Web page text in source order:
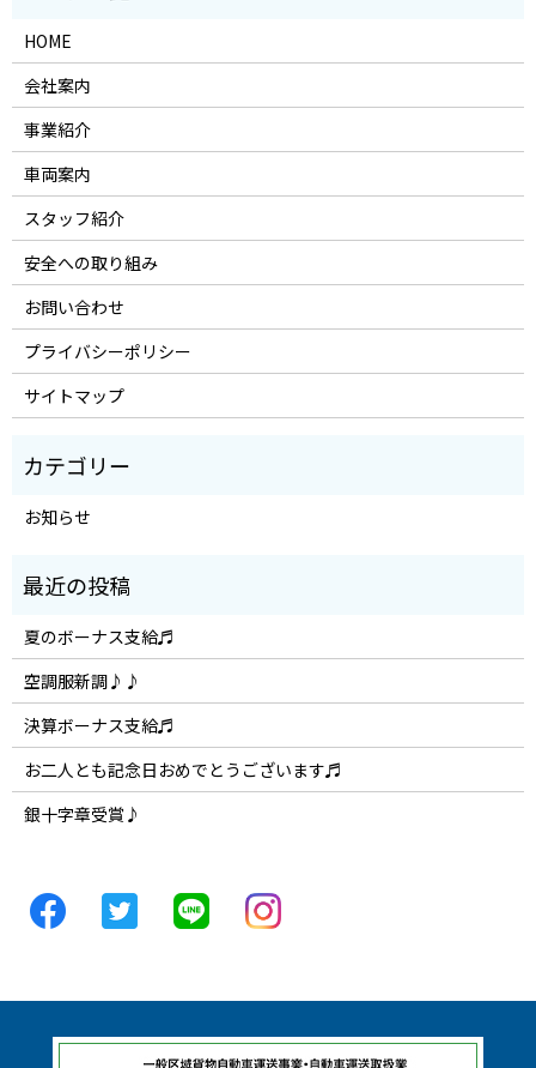
HOME
会社案内
事業紹介
車両案内
スタッフ紹介
安全への取り組み
お問い合わせ
プライバシーポリシー
サイトマップ
お知らせ
夏のボーナス支給♬
空調服新調♪♪
決算ボーナス支給♬
お二人とも記念日おめでとうございます♬
銀十字章受賞♪